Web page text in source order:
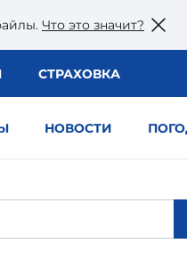
Что это значит?
СТРАХОВКА
НОВОСТИ